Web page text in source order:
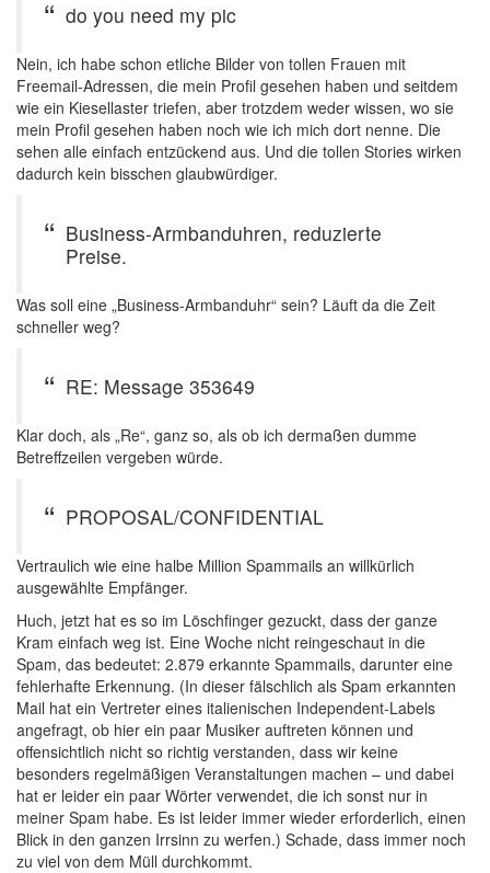
do you need my pic
Nein, ich habe schon etliche Bilder von tollen Frauen mit
Freemail-Adressen, die mein Profil gesehen haben und seitdem
wie ein Kiesellaster triefen, aber trotzdem weder wissen, wo sie
mein Profil gesehen haben noch wie ich mich dort nenne. Die
sehen alle einfach entzückend aus. Und die tollen Stories wirken
dadurch kein bisschen glaubwürdiger.
Business-Armbanduhren, reduzierte
Preise.
Was soll eine „Business-Armbanduhr“ sein? Läuft da die Zeit
schneller weg?
RE: Message 353649
Klar doch, als „Re“, ganz so, als ob ich dermaßen dumme
Betreffzeilen vergeben würde.
PROPOSAL/CONFIDENTIAL
Vertraulich wie eine halbe Million Spammails an willkürlich
ausgewählte Empfänger.
Huch, jetzt hat es so im Löschfinger gezuckt, dass der ganze
Kram einfach weg ist. Eine Woche nicht reingeschaut in die
Spam, das bedeutet: 2.879 erkannte Spammails, darunter eine
fehlerhafte Erkennung. (In dieser fälschlich als Spam erkannten
Mail hat ein Vertreter eines italienischen Independent-Labels
angefragt, ob hier ein paar Musiker auftreten können und
offensichtlich nicht so richtig verstanden, dass wir keine
besonders regelmäßigen Veranstaltungen machen – und dabei
hat er leider ein paar Wörter verwendet, die ich sonst nur in
meiner Spam habe. Es ist leider immer wieder erforderlich, einen
Blick in den ganzen Irrsinn zu werfen.) Schade, dass immer noch
zu viel von dem Müll durchkommt.